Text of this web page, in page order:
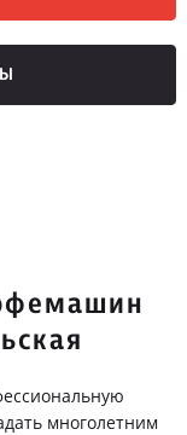
многолетним